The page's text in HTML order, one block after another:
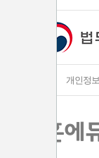
개인정